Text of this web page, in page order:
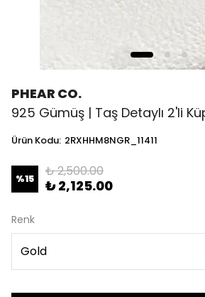
PHEAR CO.
925 Gümüş | Taş Detaylı 2'li
Ürün Kodu: 2RXHHM8NGR_11411
%15 ₺ 2,500.00
₺ 2,125.00
Renk